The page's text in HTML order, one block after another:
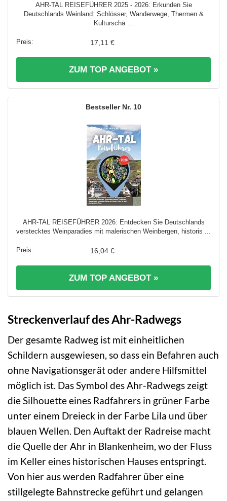
AHR-TAL REISEFÜHRER 2025 - 2026: Erkunden Sie
Deutschlands Weinland: Schlösser, Wanderwege, Thermen &
Kulturschä ...
17,11 €
ZUM TOP ANGEBOT »
10
AHR-TAL REISEFÜHRER 2026: Entdecken Sie Deutschlands
verstecktes Weinparadies mit malerischen Weinbergen, historis ...
16,04 €
ZUM TOP ANGEBOT »
Streckenverlauf des Ahr-Radwegs
Der gesamte Radweg ist mit einheitlichen
Schildern ausgewiesen, so dass ein Befahren auch
ohne Navigationsgerät oder andere Hilfsmittel
möglich ist. Das Symbol des Ahr-Radwegs zeigt
die Silhouette eines Radfahrers in grüner Farbe
unter einem Dreieck in der Farbe Lila und über
blauen Wellen. Den Auftakt der Radreise macht
die Quelle der Ahr in Blankenheim, wo der Fluss
im Keller eines historischen Hauses entspringt.
Von hier aus werden Radfahrer über eine
stillgelegte Bahnstrecke geführt und gelangen